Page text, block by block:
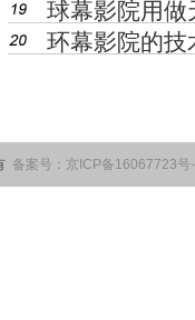
球幕影院用做
环幕影院的技
备案号： 京ICP备16067723号